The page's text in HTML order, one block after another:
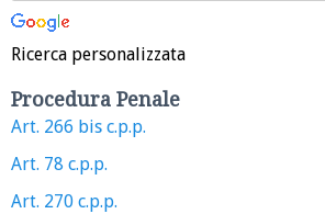
Ricerca personalizzata
Procedura Penale
Art. 266 bis c.p.p.
Art. 78 c.p.p.
Art. 270 c.p.p.